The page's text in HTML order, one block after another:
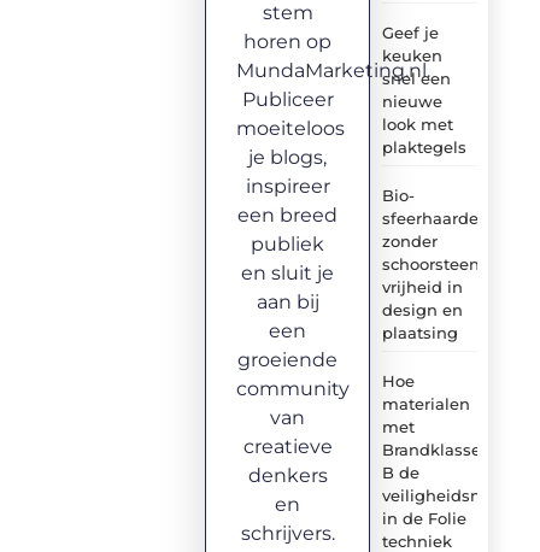
Geef je
keuken
snel een
nieuwe
look met
plaktegels
Bio-
sfeerhaarden
zonder
schoorsteen:
vrijheid in
design en
plaatsing
Hoe
materialen
met
Brandklasse
B de
veiligheidsnormen
in de Folie
techniek
stem
horen op
MundaMarketing.nl.
Publiceer
moeiteloos
je blogs,
inspireer
een breed
publiek
en sluit je
aan bij
een
groeiende
community
van
creatieve
denkers
en
schrijvers.